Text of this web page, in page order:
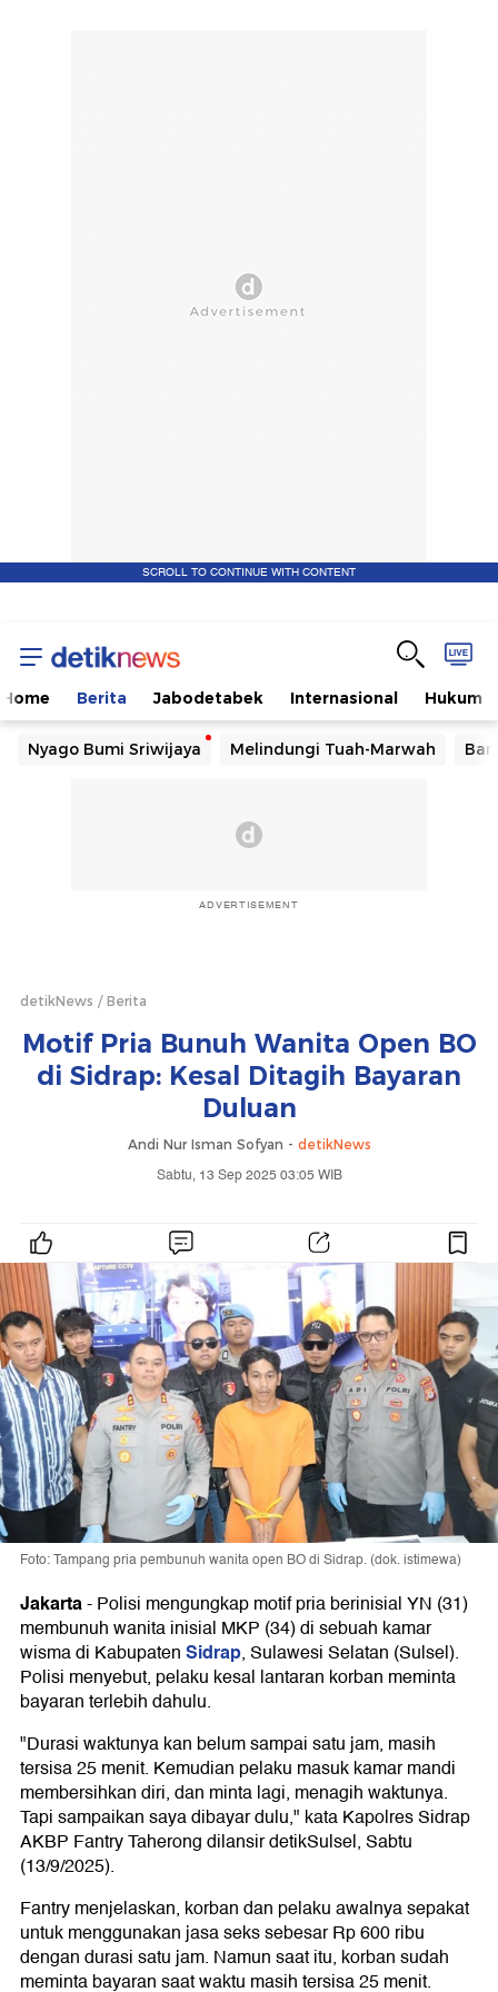
SCROLL TO CONTINUE WITH CONTENT
Home Berita Jabodetabek Internasional Hukum
Nyago Bumi Sriwijaya Melindungi Tuah-Marwah
ADVERTISEMENT
detikNews Berita
Motif Pria Bunuh Wanita Open BO
di Sidrap: Kesal Ditagih Bayaran
Duluan
Andi Nur Isman Sofyan - detikNews
Sabtu, 13 Sep 2025 03:05 WIB
Foto: Tampang pria pembunuh wanita open BO di Sidrap. (dok. istimewa)
Jakarta-Polisi mengungkap motif pria berinisial YN (31)
membunuh wanita inisial MKP (34) di sebuah kamar
wisma di KabupatenSidrap, Sulawesi Selatan (Sulsel).
Polisi menyebut, pelaku kesal lantaran korban meminta
bayaran terlebih dahulu.
"Durasi waktunya kan belum sampai satu jam, masih
tersisa 25 menit. Kemudian pelaku masuk kamar mandi
membersihkan diri, dan minta lagi, menagih waktunya.
Tapi sampaikan saya dibayar dulu," kata Kapolres Sidrap
AKBP Fantry Taherong dilansir detikSulsel, Sabtu
(13/9/2025).
Fantry menjelaskan, korban dan pelaku awalnya sepakat
untuk menggunakan jasa seks sebesar Rp 600 ribu
dengan durasi satu jam. Namun saat itu, korban sudah
meminta bayaran saat waktu masih tersisa 25 menit.